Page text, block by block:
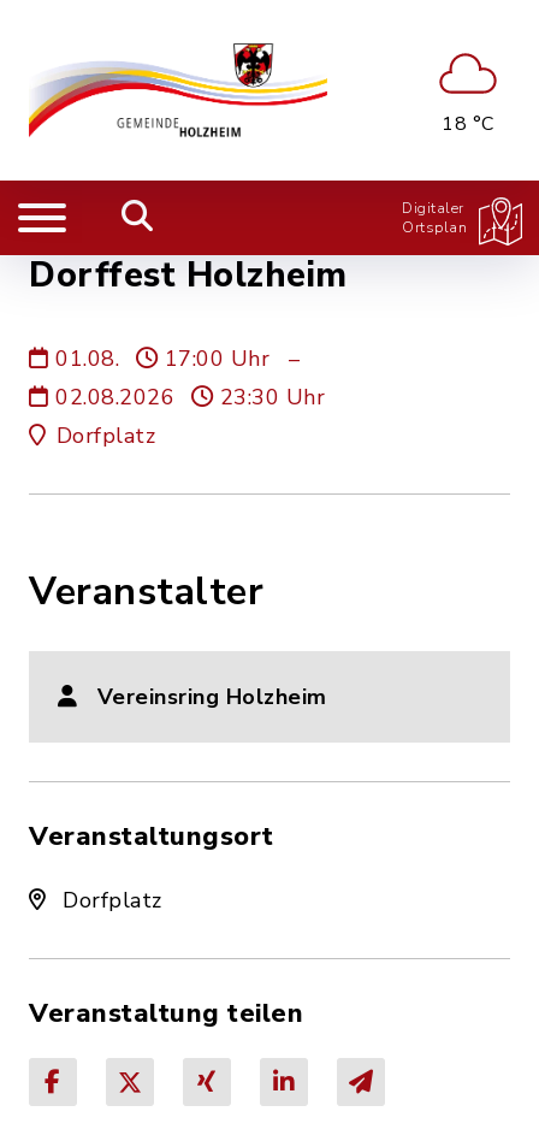
18 °C
Digitaler
Ortsplan
Dorffest Holzheim
01.08. 17:00 Uhr
–
02.08.2026
23:30 Uhr
Dorfplatz
Veranstalter
Vereinsring Holzheim
Veranstaltungsort
Dorfplatz
Veranstaltung teilen